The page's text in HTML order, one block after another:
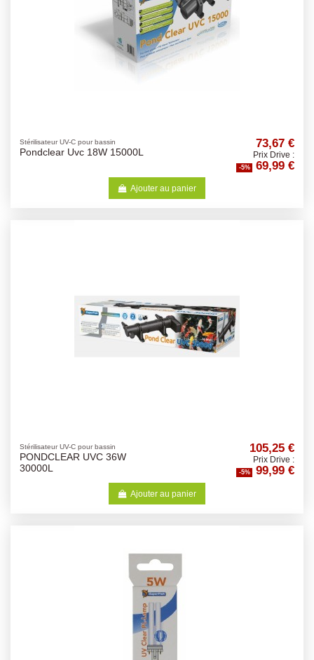
Stérilisateur UV-C pour bassin
Pondclear Uvc 18W 15000L
73,67 €
Prix Drive :
-5% 69,99 €
Ajouter au panier
Stérilisateur UV-C pour bassin
PONDCLEAR UVC 36W
30000L
105,25 €
Prix Drive :
-5% 99,99 €
Ajouter au panier